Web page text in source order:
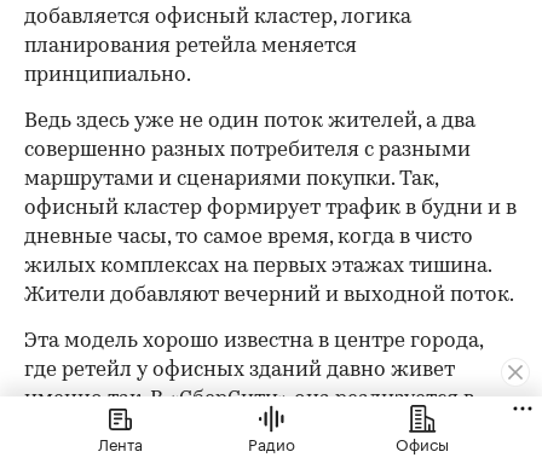
добавляется офисный кластер, логика
планирования ретейла меняется
принципиально.
Ведь здесь уже не один поток жителей, а два
совершенно разных потребителя с разными
маршрутами и сценариями покупки. Так,
офисный кластер формирует трафик в будни и в
дневные часы, то самое время, когда в чисто
жилых комплексах на первых этажах тишина.
Жители добавляют вечерний и выходной поток.
Эта модель хорошо известна в центре города,
где ретейл у офисных зданий давно живет
именно так. В «СберСити» она реализуется в
масштабе целого квартала: с жильем, офисами и
инфраструктурой внутри одного периметра.
Лента Радио Офисы